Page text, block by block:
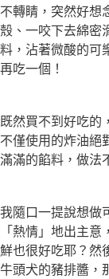
不轉睛，突然好想
殼、一咬下去綿密
料，沾著微酸的可
再吃一個！
既然買不到好吃的
不僅使用的炸油絕
滿滿的餡料，做法
我隨口一提說想做
「熱情」地出主
鮮也很好吃耶？然
牛頭犬的豬排醬，